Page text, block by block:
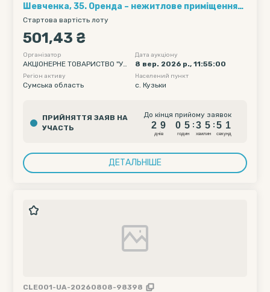
Шевченка, 35. Оренда – нежитлове приміщення
площею 20,40 кв.м. (В)
Стартова вартість лоту
501,43 ₴
Організатор
АКЦІОНЕРНЕ ТОВАРИСТВО "УК
РТЕЛЕКОМ"
Дата аукціону
8 вер. 2026 р., 11:55:00
Регіон активу
Сумська область
Населений пункт
c. Кузьки
ПРИЙНЯТТЯ ЗАЯВ НА
УЧАСТЬ
До кінця прийому заявок
2
2
9
9
днiв
0
0
5
5
годин
:
3
3
5
5
хвилин
:
5
5 0
1
секунд
ДЕТАЛЬНІШЕ
CLE001-UA-20260808-98398